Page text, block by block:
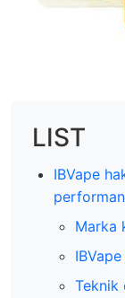
LIST
IBVape
Marka
Teknik